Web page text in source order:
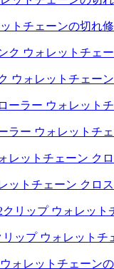
トチェーンの切れ
ウォレットチェー
ラー ウォレットチ
ットチェーン クロ
ップ ウォレット